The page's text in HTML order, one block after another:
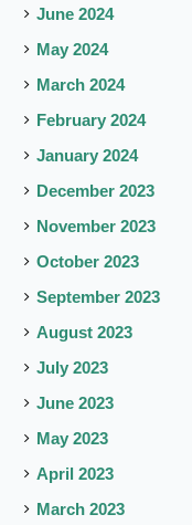
June 2024
May 2024
March 2024
February 2024
January 2024
December 2023
November 2023
October 2023
September 2023
August 2023
July 2023
June 2023
May 2023
April 2023
March 2023